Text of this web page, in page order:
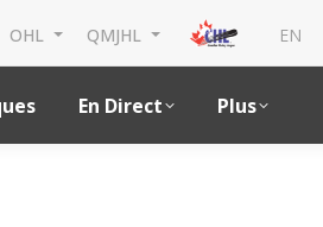
OHL QMJHL EN
En Direct Plus